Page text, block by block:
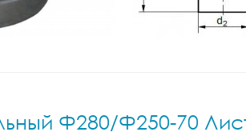
Ф280/Ф250-70